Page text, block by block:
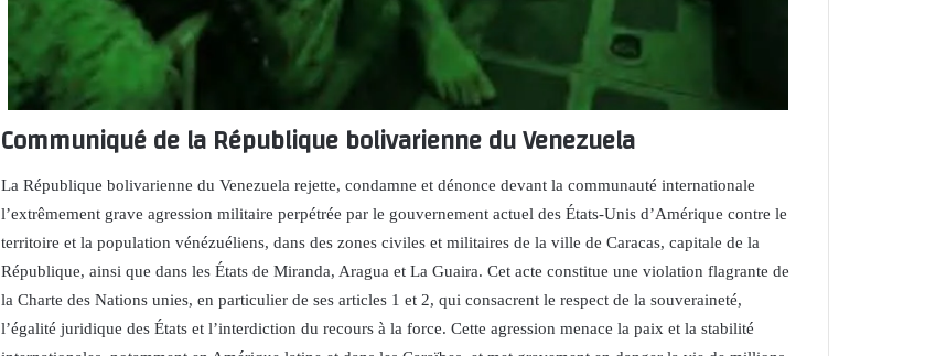
Communiqué de la République bolivarienne du Venezuela
La République bolivarienne du Venezuela rejette, condamne et dénonce devant la communauté internationale
l’extrêmement grave agression militaire perpétrée par le gouvernement actuel des États-Unis d’Amérique contre le
territoire et la population vénézuéliens, dans des zones civiles et militaires de la ville de Caracas, capitale de la
République, ainsi que dans les États de Miranda, Aragua et La Guaira. Cet acte constitue une violation flagrante de
la Charte des Nations unies, en particulier de ses articles 1 et 2, qui consacrent le respect de la souveraineté,
l’égalité juridique des États et l’interdiction du recours à la force. Cette agression menace la paix et la stabilité